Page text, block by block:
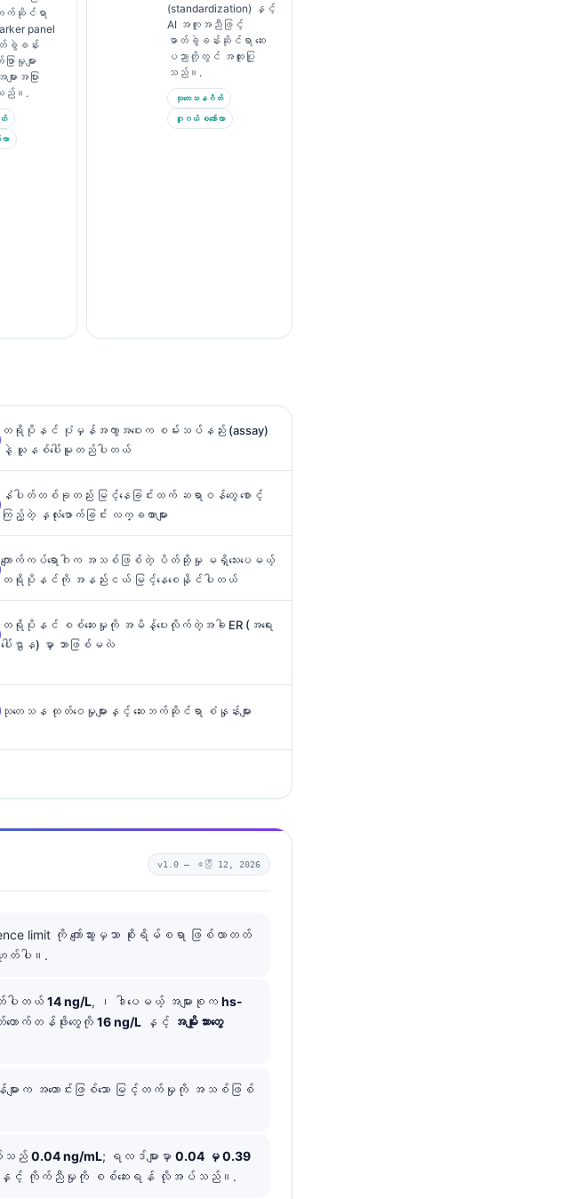
ဘက်ဆိုင်ရာ
panel
တ်ခွဲခန်း
ာမှုများ
ားအပြား
သည်။.
ာ
(standardization) နှင့်
AI အကူအညီဖြင့်
ဓာတ်ခွဲခန်းဆိုင်ရာ ဆေး
ပညာတို့တွင် အထူးပြု
သည်။.
သုတေသနဂိတ်
ဂူဂယ် စကော်လာ
တရိုပိုနင် ပုံမှန်အကွာအဝေးက စမ်းသပ်နည်း (assay)
နဲ့ ယူနစ်ပေါ်မူတည်ပါတယ်
နံပါတ်တစ်ခုတည်း မြင့်နေခြင်းထက် ဆရာဝန်တွေ စောင့်
ကြည့်တဲ့ နှလုံးဖောက်ခြင်း လက္ခဏာများ
ကျောက်ကပ်ရောဂါက အသစ်ဖြစ်တဲ့ ပိတ်ဆို့မှု မရှိသေးပေမယ့်
တရိုပိုနင်ကို အနည်းငယ် မြင့်နေစေနိုင်ပါတယ်
တရိုပိုနင် စစ်ဆေးမှုကို အမိန့်ပေးလိုက်တဲ့အခါ ER (အရေး
ပေါ်ဌာန) မှာ ဘာဖြစ်မလဲ
သုတေသန ထုတ်ဝေမှုများနှင့် ဆေးဘက်ဆိုင်ရာ စံနှုန်းများ
v1.0 — ဧပြီ 12, 2026
limit ကို ကျော်သွားမှသာ စိုးရိမ်စရာ ဖြစ်လာတတ်
တ်ပါ။.
ပါတယ် 14 ng/L, ၊ ဒါပေမယ့် အများစုက hs-
ောက်တန်ဖိုးတွေကို 16 ng/L နှင့် အမျိုးသားတွေ
ားက အဟောင်းဖြစ်သော မြင့်တက်မှုကို အသစ်ဖြစ်
သည် 0.04 ng/mL; ရလဒ်များမှာ 0.04 မှ 0.39
နှင့် ကိုက်ညီမှုကို စစ်ဆေးရန် လိုအပ်သည်။.